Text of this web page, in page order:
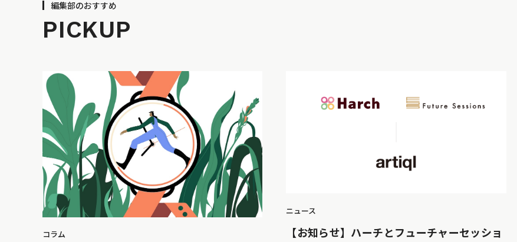
編集部のおすすめ
PICKUP
コラム
ニュース
【お知らせ】ハーチとフューチャーセッショ